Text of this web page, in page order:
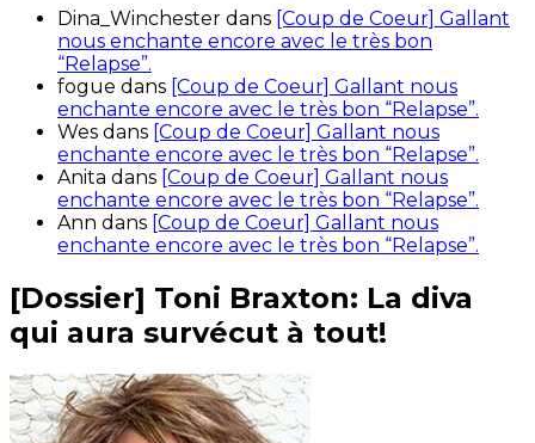
Dina_Winchester dans [Coup de Coeur] Gallant
nous enchante encore avec le très bon
“Relapse”.
fogue dans [Coup de Coeur] Gallant nous
enchante encore avec le très bon “Relapse”.
Wes dans [Coup de Coeur] Gallant nous
enchante encore avec le très bon “Relapse”.
Anita dans [Coup de Coeur] Gallant nous
enchante encore avec le très bon “Relapse”.
Ann dans [Coup de Coeur] Gallant nous
enchante encore avec le très bon “Relapse”.
[Dossier] Toni Braxton: La diva
qui aura survécut à tout!